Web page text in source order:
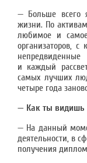
— Больше всего
жизни. По
любимое и
организаторов,
и каждый
самых лучших
четыре года
— Как ты видишь
— На данный
деятельности, в
получения